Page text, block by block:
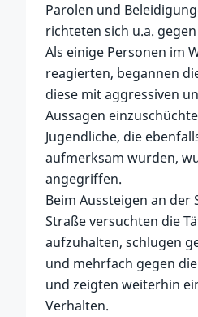
Parolen und
richteten sich u.a.
Als einige Personen im
reagierten, begannen
diese mit aggressiven
Aussagen
Jugendliche, die
aufmerksam wurden,
angegriffen.
Beim Aussteigen an der
Straße versuchten die
aufzuhalten, schlugen
und mehrfach gegen
und zeigten weiterhin
Verhalten.